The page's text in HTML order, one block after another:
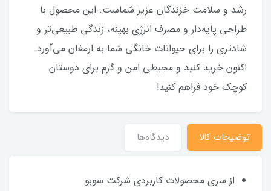
رشد و سلامت خزندگان عزیز شماست. این محصول با
طراحی پایه‌دار و مصرف انرژی بهینه، زندگی طبیعی‌تر و
شادتری را برای حیوانات خانگی شما به ارمغان می‌آورد.
اکنون خرید کنید و محیطی امن و گرم برای دوستان
کوچک خود فراهم کنید!
توضیحات کالا دیدگاه‌ها
از سری محصولات کاربردی شرکت سوبو